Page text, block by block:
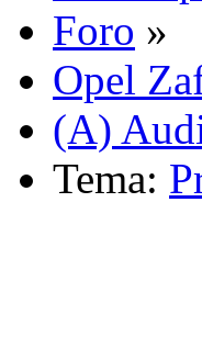
Foro »
Opel
(A)
Tema: